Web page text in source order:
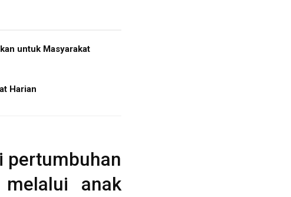
untuk Masyarakat
Harian
pertumbuhan
anak